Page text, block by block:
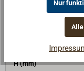
l/min bei 1 bar
H (mm)
Nur